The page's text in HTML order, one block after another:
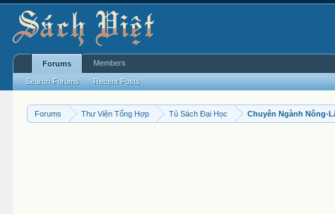
Forums Thư Viện Tổng Hợp Tủ Sách Đại Học Chuyên Ngành Nông-
Forums
Search Forums Recent Posts
Members